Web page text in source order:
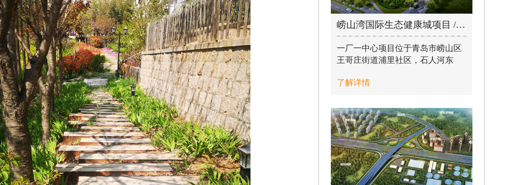
崂山湾国际生态健康城项目 / 2022-05-19
一厂一中心项目位于青岛市崂山区
王哥庄街道浦里社区，石人河东
产性建筑。
个全地下污水处理厂，全地下基础
埋深15.5m ，分三层，总建筑面积
16368㎡。
1号再生资源科技中心项目为江北第
一个地下垃圾转运站，开挖深度深
达16m ，建筑面积5607㎡，共三
层。大面积基底标高-1.5米，局部
了解详情